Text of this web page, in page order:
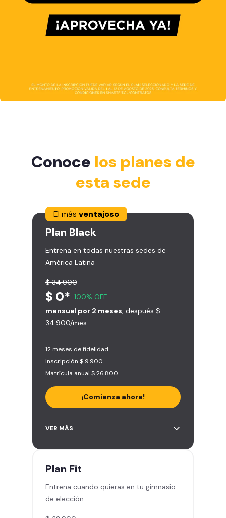
Conoce los planes de
esta sede
El más ventajoso
Plan Black
Entrena en todas nuestras sedes de
América Latina
$ 34.900
$ 0* 100% OFF
mensual por 2 meses , después $
34.900/mes
12 meses de fidelidad
Inscripción $ 9.900
Matrícula anual $ 26.800
¡Comienza ahora!
Acceso a más de 2.000 gimnasios
5 invitaciones al mes en el
1 Pase VIP de 15 días para un amigo
Smart Fit app – Tu plan de
entrenamiento personalizado
VER MÁS
Plan Fit
Entrena cuando quieras en tu gimnasio
de elección